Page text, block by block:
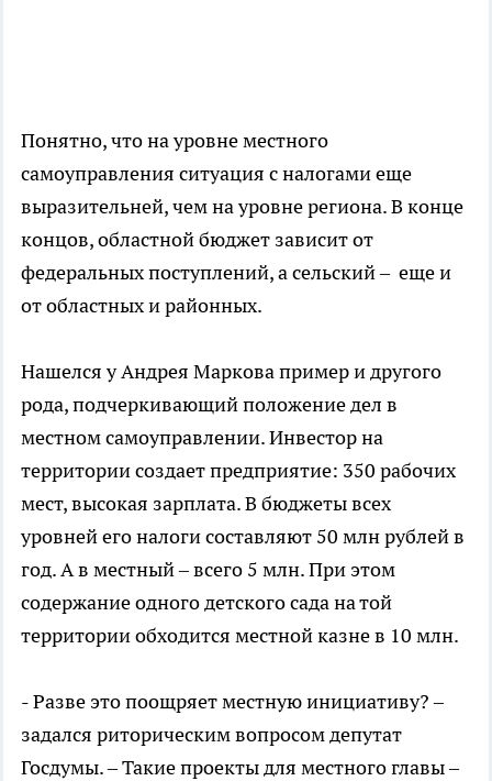
Понятно, что на уровне местного
самоуправления ситуация с налогами еще
выразительней, чем на уровне региона. В конце
концов, областной бюджет зависит от
федеральных поступлений, а сельский – еще и
от областных и районных.
Нашелся у Андрея Маркова пример и другого
рода, подчеркивающий положение дел в
местном самоуправлении. Инвестор на
территории создает предприятие: 350 рабочих
мест, высокая зарплата. В бюджеты всех
уровней его налоги составляют 50 млн рублей в
год. А в местный – всего 5 млн. При этом
содержание одного детского сада на той
территории обходится местной казне в 10 млн.
- Разве это поощряет местную инициативу? –
задался риторическим вопросом депутат
Госдумы. – Такие проекты для местного главы –